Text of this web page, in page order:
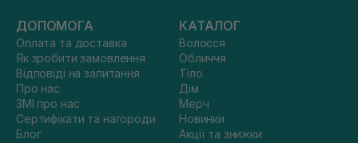
ДОПОМОГА
Оплата та доставка
Як зробити замовлення
Відповіді на запитання
Про нас
ЗМІ про нас
Сертифікати та нагороди
Блог
КАТАЛОГ
Волосся
Обличчя
Тіло
Дім
Мерч
Новинки
Акції та знижки